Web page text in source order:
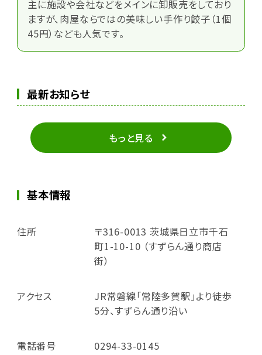
主に施設や会社などをメインに卸販売をしており
ますが、肉屋ならではの美味しい手作り餃子（1個
45円）なども人気です。
最新お知らせ
もっと見る
基本情報
住所
〒316-0013 茨城県日立市千石
町1-10-10 （すずらん通り商店
街）
アクセス
JR常磐線「常陸多賀駅」より徒歩
5分、すずらん通り沿い
電話番号 0294-33-0145